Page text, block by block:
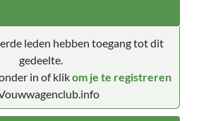
leden hebben toegang tot dit
gedeelte.
in of klikom je te registreren